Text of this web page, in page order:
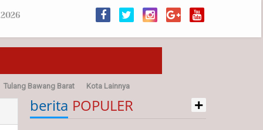
Tulang Bawang Barat Kota Lainnya
berita POPULER +